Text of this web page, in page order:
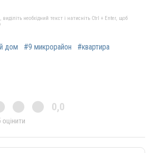
необхідний текст і натисніть Ctrl + Enter, щоб
дом #9 микрорайон #квартира
0,0